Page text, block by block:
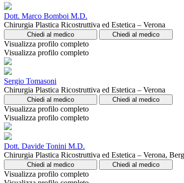
Dott. Marco Bomboi M.D.
Chirurgia Plastica Ricostruttiva ed Estetica – Verona
Chiedi al medico Chiedi al medico
Visualizza profilo completo
Visualizza profilo completo
Sergio Tomasoni
Chirurgia Plastica Ricostruttiva ed Estetica – Verona
Chiedi al medico Chiedi al medico
Visualizza profilo completo
Visualizza profilo completo
Dott. Davide Tonini M.D.
Chirurgia Plastica Ricostruttiva ed Estetica – Verona,
Chiedi al medico Chiedi al medico
Visualizza profilo completo